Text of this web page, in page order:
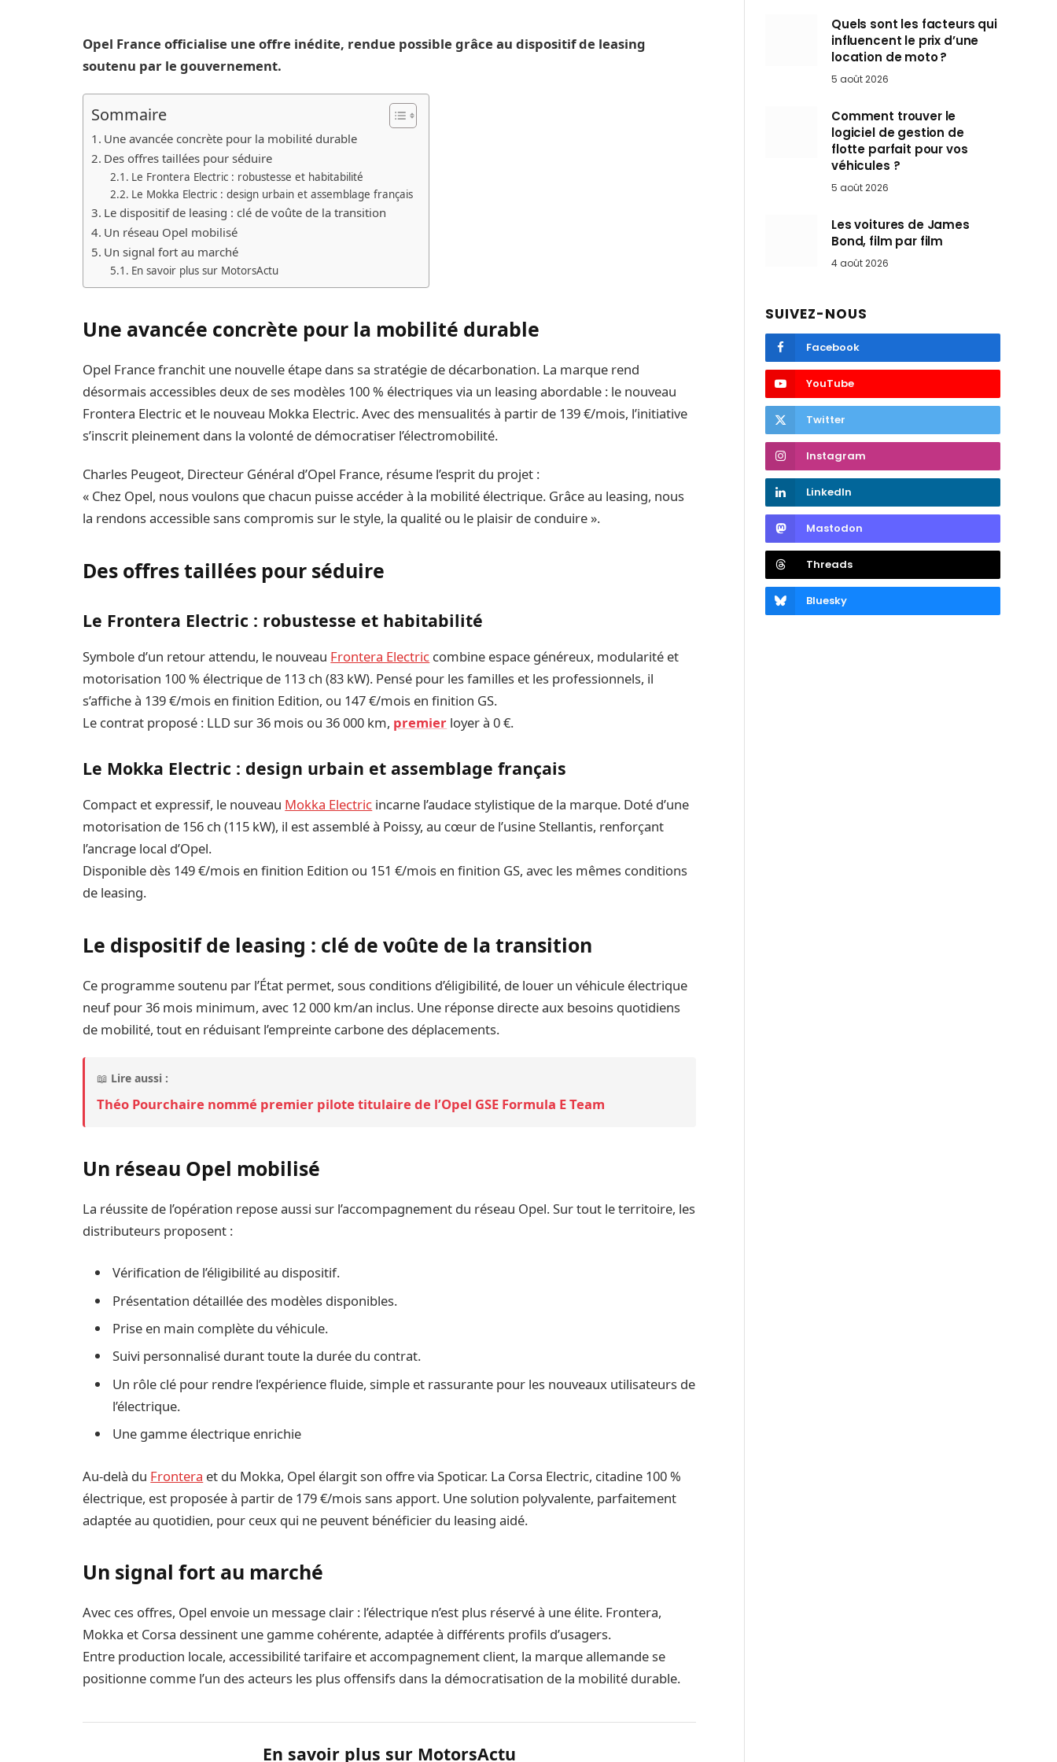
Opel France officialise une offre inédite, rendue possible grâce au dispositif de leasing
soutenu par le gouvernement.
Sommaire
Une avancée concrète pour la mobilité durable
Des offres taillées pour séduire
Le Frontera Electric : robustesse et habitabilité
Le Mokka Electric : design urbain et assemblage français
Le dispositif de leasing : clé de voûte de la transition
Un réseau Opel mobilisé
Un signal fort au marché
En savoir plus sur MotorsActu
Une avancée concrète pour la mobilité durable
Opel France franchit une nouvelle étape dans sa stratégie de décarbonation. La marque rend
désormais accessibles deux de ses modèles 100 % électriques via un leasing abordable : le nouveau
Frontera Electric et le nouveau Mokka Electric. Avec des mensualités à partir de 139 €/mois, l’initiative
s’inscrit pleinement dans la volonté de démocratiser l’électromobilité.
Charles Peugeot, Directeur Général d’Opel France, résume l’esprit du projet :
« Chez Opel, nous voulons que chacun puisse accéder à la mobilité électrique. Grâce au leasing, nous
la rendons accessible sans compromis sur le style, la qualité ou le plaisir de conduire ».
Des offres taillées pour séduire
Le Frontera Electric : robustesse et habitabilité
Symbole d’un retour attendu, le nouveau Frontera Electric combine espace généreux, modularité et
motorisation 100 % électrique de 113 ch (83 kW). Pensé pour les familles et les professionnels, il
s’affiche à 139 €/mois en finition Edition, ou 147 €/mois en finition GS.
Le contrat proposé : LLD sur 36 mois ou 36 000 km, premier loyer à 0 €.
Le Mokka Electric : design urbain et assemblage français
Compact et expressif, le nouveau Mokka Electric incarne l’audace stylistique de la marque. Doté d’une
motorisation de 156 ch (115 kW), il est assemblé à Poissy, au cœur de l’usine Stellantis, renforçant
l’ancrage local d’Opel.
Disponible dès 149 €/mois en finition Edition ou 151 €/mois en finition GS, avec les mêmes conditions
de leasing.
Le dispositif de leasing : clé de voûte de la transition
Ce programme soutenu par l’État permet, sous conditions d’éligibilité, de louer un véhicule électrique
neuf pour 36 mois minimum, avec 12 000 km/an inclus. Une réponse directe aux besoins quotidiens
de mobilité, tout en réduisant l’empreinte carbone des déplacements.
📖 Lire aussi :
Théo Pourchaire nommé premier pilote titulaire de l’Opel GSE Formula E Team
Un réseau Opel mobilisé
La réussite de l’opération repose aussi sur l’accompagnement du réseau Opel. Sur tout le territoire, les
distributeurs proposent :
Vérification de l’éligibilité au dispositif.
Présentation détaillée des modèles disponibles.
Prise en main complète du véhicule.
Suivi personnalisé durant toute la durée du contrat.
Un rôle clé pour rendre l’expérience fluide, simple et rassurante pour les nouveaux utilisateurs de
l’électrique.
Une gamme électrique enrichie
Au-delà du Frontera et du Mokka, Opel élargit son offre via Spoticar. La Corsa Electric, citadine 100 %
électrique, est proposée à partir de 179 €/mois sans apport. Une solution polyvalente, parfaitement
adaptée au quotidien, pour ceux qui ne peuvent bénéficier du leasing aidé.
Un signal fort au marché
Avec ces offres, Opel envoie un message clair : l’électrique n’est plus réservé à une élite. Frontera,
Mokka et Corsa dessinent une gamme cohérente, adaptée à différents profils d’usagers.
Entre production locale, accessibilité tarifaire et accompagnement client, la marque allemande se
positionne comme l’un des acteurs les plus offensifs dans la démocratisation de la mobilité durable.
En savoir plus sur MotorsActu
Quels sont les facteurs qui
influencent le prix d’une
location de moto ?
5 août 2026
Comment trouver le
logiciel de gestion de
flotte parfait pour vos
véhicules ?
5 août 2026
Les voitures de James
Bond, film par film
4 août 2026
SUIVEZ-NOUS
Facebook
YouTube
Twitter
Instagram
LinkedIn
Mastodon
Threads
Bluesky